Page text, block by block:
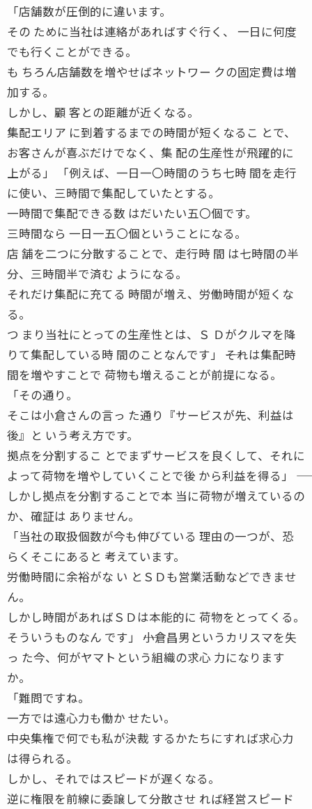
「店舗数が圧倒的に違います。
その ために当社は連絡があればすぐ行く、 一日に何度
でも行くことができる。
も ちろん店舗数を増やせばネットワー クの固定費は増
加する。
しかし、顧 客との距離が近くなる。
集配エリア に到着するまでの時間が短くなるこ とで、
お客さんが喜ぶだけでなく、集 配の生産性が飛躍的に
上がる」 「例えば、一日一〇時間のうち七時 間を走行
に使い、三時間で集配していたとする。
一時間で集配できる数 はだいたい五〇個です。
三時間なら 一日一五〇個ということになる。
店 舗を二つに分散することで、走行時 間 は七時間の半
分、三時間半で済む ようになる。
それだけ集配に充てる 時間が増え、労働時間が短くな
る。
つ まり当社にとっての生産性とは、Ｓ Ｄがクルマを降
りて集配している時 間のことなんです」 ――それは集配時
間を増やすことで 荷物も増えることが前提になる。
「その通り。
そこは小倉さんの言っ た通り『サービスが先、利益は
後』と いう考え方です。
拠点を分割するこ とでまずサービスを良くして、それに
よって荷物を増やしていくことで後 から利益を得る」 ――
しかし拠点を分割することで本 当に荷物が増えているの
か、確証は ありません。
「当社の取扱個数が今も伸びている 理由の一つが、恐
らくそこにあると 考えています。
労働時間に余裕がな い とＳＤも営業活動などできませ
ん。
しかし時間があればＳＤは本能的に 荷物をとってくる。
そういうものなん です」 ――小倉昌男というカリスマを失
っ た今、何がヤマトという組織の求心 力になります
か。
「難問ですね。
一方では遠心力も働か せたい。
中央集権で何でも私が決裁 するかたちにすれば求心力
は得られる。
しかし、それではスピードが遅くなる。
逆に権限を前線に委譲して分散させ れば経営スピード